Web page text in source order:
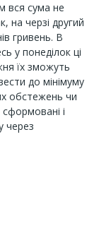
вся сума не
на черзі другий
гривень. В
у понеділок ці
їх зможуть
до мінімуму
обстежень чи
і
через